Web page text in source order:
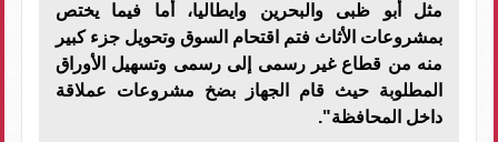
مثل أبو ظبى والبحرين وايطاليا، أما فيما يختص
بمشروعات الأثاث فتم اقتحام السوق وتحويل جزء كبير
منه من قطاع غير رسمى إلى رسمى وتسهيل الأوراق
المطلوبة حيث قام الجهاز بضخ مشروعات عملاقة
داخل المحافظة".